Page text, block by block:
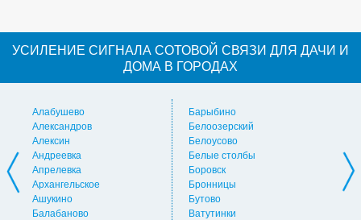
УСИЛЕНИЕ СИГНАЛА СОТОВОЙ СВЯЗИ ДЛЯ ДАЧИ И
ДОМА В ГОРОДАХ
Алабушево
Александров
Алексин
Андреевка
Апрелевка
Архангельское
Ашукино
Балабаново
Барыбино
Белоозерский
Белоусово
Белые столбы
Боровск
Бронницы
Бутово
Ватутинки